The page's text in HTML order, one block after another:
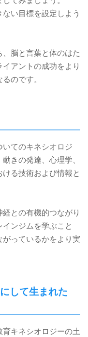
ない目標を設定しよう
脳と言葉と体のはた
アントの成功をより
のです。
てのキネシオロジ
きの発達、心理学、
る技術および情報と
との有機的つながり
ンジムを学ぶこと
っているかをより実
して生まれた
キネシオロジーの土